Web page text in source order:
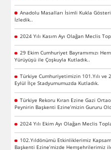
Anadolu Masalları İsimli Kukla
İzledik..
2024 Yılı Kasım Ayı Olağan Meclis
29 Ekim Cumhuriyet Bayramımızı
Yürüyüşü ile Çoşkuyla Kutladık..
Türkiye Cumhuriyetimizin 101.Yılı ve
Eylül İlçe Stadyumumuzda Kutladık.
Türkiye Rekoru Kıran Ezine Gazi
Peynirin Başkenti Ezine’mizin Gururu
2024 Yılı Ekim Ayı Olağan Meclis
102.Yıldönümü Etkinliklerimiz
Başkenti Ezine’mizde Hemşehrilerimiz